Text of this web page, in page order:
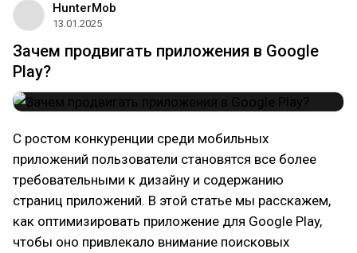
HunterMob
13.01.2025
Зачем продвигать приложения в Google
Play?
С ростом конкуренции среди мобильных
приложений пользователи становятся все более
требовательными к дизайну и содержанию
страниц приложений. В этой статье мы расскажем,
как оптимизировать приложение для Google Play,
чтобы оно привлекало внимание поисковых